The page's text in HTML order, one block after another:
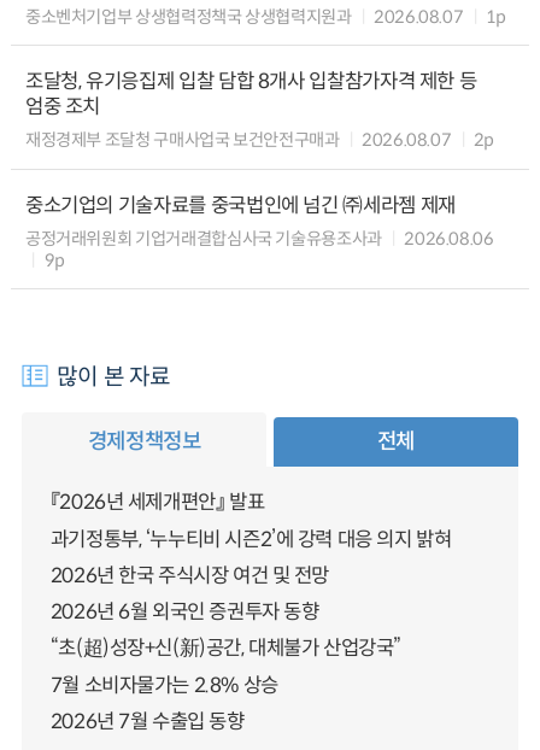
중소벤처기업부 상생협력정책국 상생협력지원과 2026.08.07 1p
조달청, 유기응집제 입찰 담합 8개사 입찰참가자격 제한 등
엄중 조치
재정경제부 조달청 구매사업국 보건안전구매과 2026.08.07 2p
중소기업의 기술자료를 중국법인에 넘긴 ㈜세라젬 제재
공정거래위원회 기업거래결합심사국 기술유용조사과
2026.08.06
9p
많이 본 자료
경제정책정보 전체
『2026년 세제개편안』 발표
과기정통부, ‘누누티비 시즌2’에 강력 대응 의지 밝혀
2026년 한국 주식시장 여건 및 전망
2026년 6월 외국인 증권투자 동향
“초(超)성장+신(新)공간, 대체불가 산업강국”
7월 소비자물가는 2.8% 상승
2026년 7월 수출입 동향